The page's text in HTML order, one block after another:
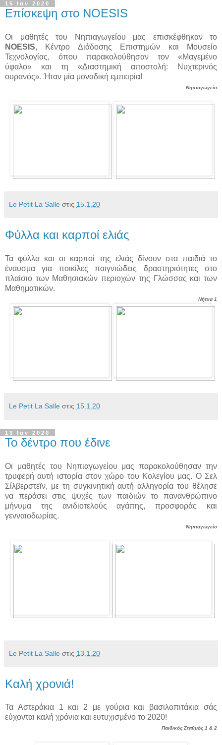
15 Ιαν 2020
Επίσκεψη στο ΝΟΕSIS
Οι μαθητές του Νηπιαγωγείου μας επισκέφθηκαν το
NOESIS, Κέντρο Διάδοσης Επιστημών και Μουσείο
Τεχνολογίας, όπου παρακολούθησαν τον «Μαγεμένο
ύφαλο» και τη «Διαστημική αποστολή: Νυχτερινός
ουρανός». Ήταν μία μοναδική εμπειρία!
Νηπιαγωγείο
Le Petit La Salle στις 15.1.20
Φύλλα και καρποί ελιάς
Τα φύλλα και οι καρποί της ελιάς δίνουν στα παιδιά το
έναυσμα για ποικίλες παιγνιώδεις δραστηριότητες στο
πλαίσιο των Μαθησιακών περιοχών της Γλώσσας και των
Μαθηματικών.
Νήπια 1
Le Petit La Salle στις 15.1.20
13 Ιαν 2020
Το δέντρο που έδινε
Οι μαθητές του Νηπιαγωγείου μας παρακολούθησαν την
τρυφερή αυτή ιστορία στον χώρο του Κολεγίου μας. Ο Σελ
Σίλβερστεϊν, με τη συγκινητική αυτή αλληγορία του θέλησε
να περάσει στις ψυχές των παιδιών το πανανθρώπινο
μήνυμα της ανιδιοτελούς αγάπης, προσφοράς και
γενναιοδωρίας.
Νηπιαγωγείο
Le Petit La Salle στις 13.1.20
Καλή χρονιά!
Τα Αστεράκια 1 και 2 με γούρια και βασιλοπιτάκια σάς
εύχονται καλή χρόνια και ευτυχισμένο το 2020!
Παιδικός Σταθμός 1 & 2